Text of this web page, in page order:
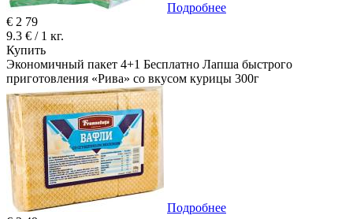
Подробнее
€ 2 79
9.3 € / 1 кг.
Купить
Экономичный пакет 4+1 Бесплатно Лапша быстрого
приготовления «Рива» со вкусом курицы 300г
Подробнее